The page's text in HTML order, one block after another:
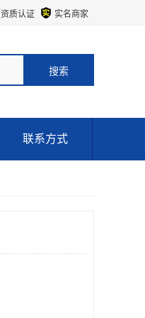
资质认证 实名商家
联系方式